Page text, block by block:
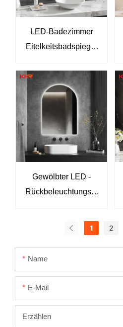
LED-Badezimmer
Eitelkeitsbadspiegel
Badezimmer KKR-
8069
Gewölbter LED -
Rückbeleuchtungspi
Badezimmer
1 2
Name
E-Mail
Erzählen